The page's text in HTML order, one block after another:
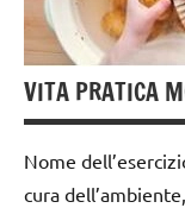
6
anni
GUIDA
DIDATTICA
TUTTI GLI
VITA PRATICA
Nome
cura